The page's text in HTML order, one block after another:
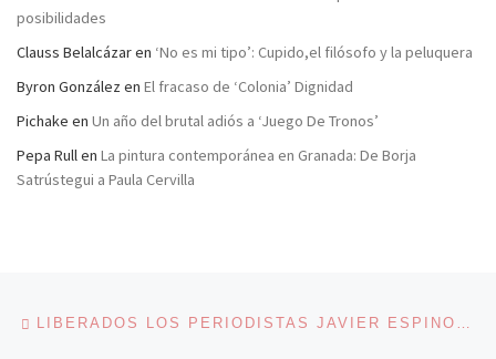
posibilidades
Clauss Belalcázaren ‘No es mi tipo’: Cupido,el filósofo y la peluquera
Byron González en El fracaso de ‘Colonia’ Dignidad
Pichake en Un año del brutal adiós a ‘Juego De Tronos’
Pepa Rullen La pintura contemporánea en Granada: De Borja
Satrústegui a Paula Cervilla
Navegación de entradas LIBERADOS LOS PERIODISTAS JAVIER ESPINOSA Y RICARDO VILANOVA TRAS SEIS MESES DE SECUESTRO